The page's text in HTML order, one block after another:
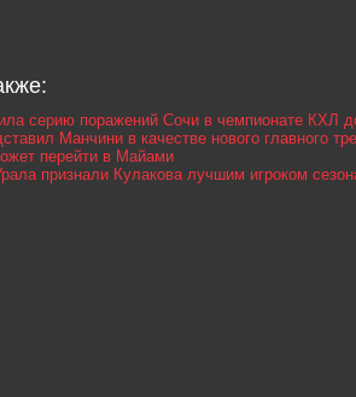
серию поражений Сочи в чемпионате КХЛ
Манчини в качестве нового главного
перейти в Майами
признали Кулакова лучшим игроком